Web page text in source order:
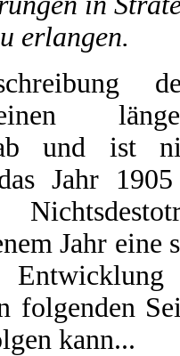
erlangen.
und ist
Jahr
Jahr eine
Entwicklung
folgenden
kann...